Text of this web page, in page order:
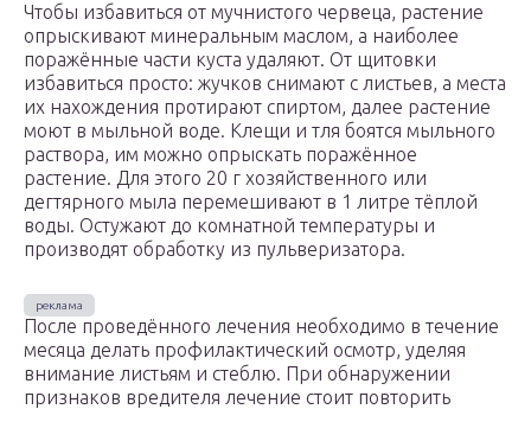
Чтобы избавиться от мучнистого червеца, растение
опрыскивают минеральным маслом, а наиболее
поражённые части куста удаляют. От щитовки
избавиться просто: жучков снимают с листьев, а места
их нахождения протирают спиртом, далее растение
моют в мыльной воде. Клещи и тля боятся мыльного
раствора, им можно опрыскать поражённое
растение. Для этого 20 г хозяйственного или
дегтярного мыла перемешивают в 1 литре тёплой
воды. Остужают до комнатной температуры и
производят обработку из пульверизатора.
После проведённого лечения необходимо в течение
месяца делать профилактический осмотр, уделяя
внимание листьям и стеблю. При обнаружении
признаков вредителя лечение стоит повторить